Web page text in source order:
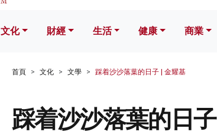
文化 財經 生活 健康 商業
首頁 文化 文學 踩着沙沙落葉的日子 | 金耀基
踩着沙沙落葉的日子